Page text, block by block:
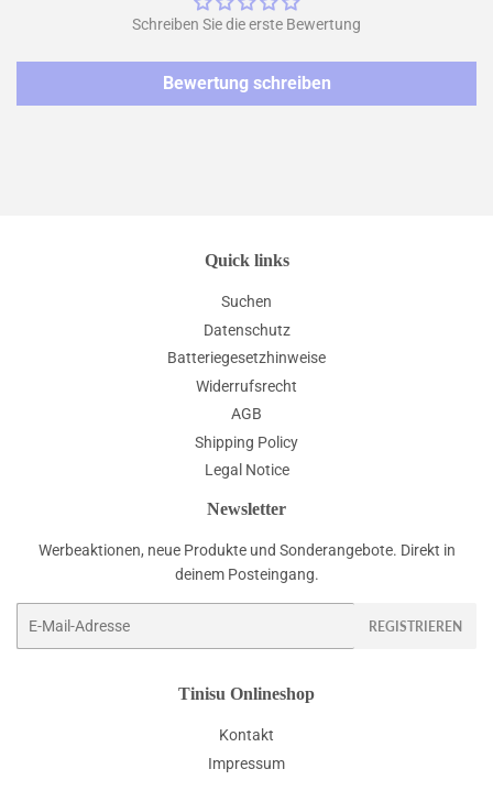
Schreiben Sie die erste Bewertung
Bewertung schreiben
Quick links
Suchen
Datenschutz
Batteriegesetzhinweise
Widerrufsrecht
AGB
Shipping Policy
Legal Notice
Newsletter
Werbeaktionen, neue Produkte und Sonderangebote. Direkt in
deinem Posteingang.
REGISTRIEREN
Tinisu Onlineshop
Kontakt
Impressum